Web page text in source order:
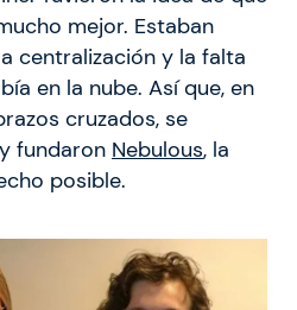
mejor. Estaban
centralización y la falta
en la nube. Así que, en
cruzados, se
fundaron Nebulous, la
posible.